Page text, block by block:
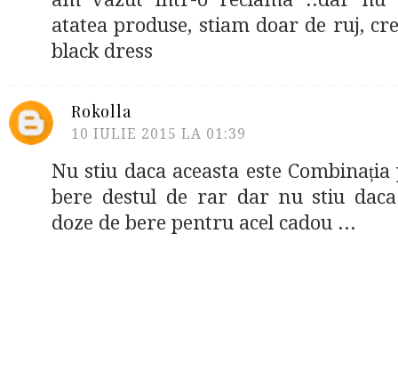
atatea produse, stiam doar de ruj,
black dress
Rokolla
10 IULIE 2015 LA 01:39
Nu stiu daca aceasta este
bere destul de rar dar nu stiu
doze de bere pentru acel cadou ...